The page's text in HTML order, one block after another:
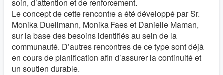
soin, d’attention et de renforcement.
Le concept de cette rencontre a été développé par Sr.
Monika Duellmann, Monika Faes et Danielle Maman,
sur la base des besoins identifiés au sein de la
communauté. D’autres rencontres de ce type sont déjà
en cours de planification afin d’assurer la continuité et
un soutien durable.